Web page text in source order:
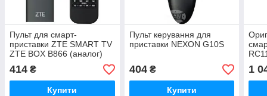
Пульт для смарт-
приставки ZTE SMART TV
ZTE BOX B866 (аналог)
414 ₴
Купити
Пульт керування для
приставки NEXON G10S
404₴
Купити
з
1